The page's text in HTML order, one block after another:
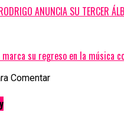
ANUNCIA SU TERCER
su regreso en la música
Comentar